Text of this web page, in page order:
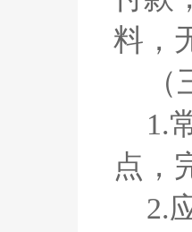
料，
1.
点，
2.